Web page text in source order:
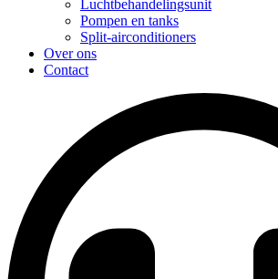
Luchtbehandelingsunit
Pompen en tanks
Split-airconditioners
Over ons
Contact